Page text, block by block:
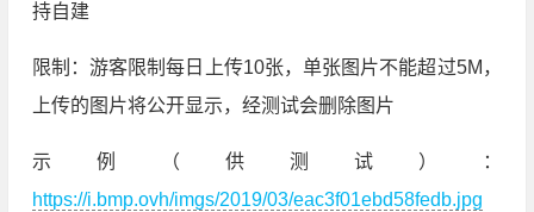
持自建
限制：游客限制每日上传10张，单张图片不能超过5M，
上传的图片将公开显示，经测试会删除图片
示例（供测试）：
https://i.bmp.ovh/imgs/2019/03/eac3f01ebd58fedb.jpg